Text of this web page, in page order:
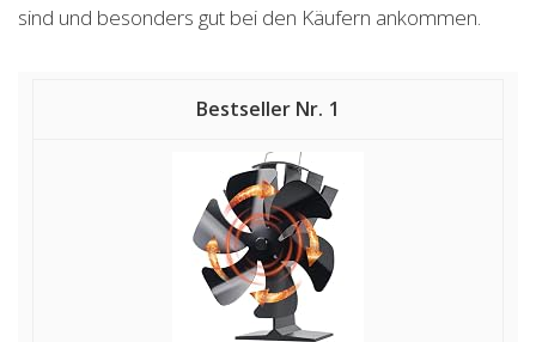
sind und besonders gut bei den Käufern ankommen.
1